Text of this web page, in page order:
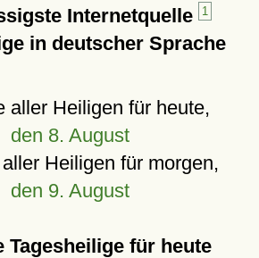
Internetquelle
1
in deutscher Sprache
aller Heiligen für heute,
den 8. August
Heiligen für morgen,
den 9. August
Tagesheilige für heute